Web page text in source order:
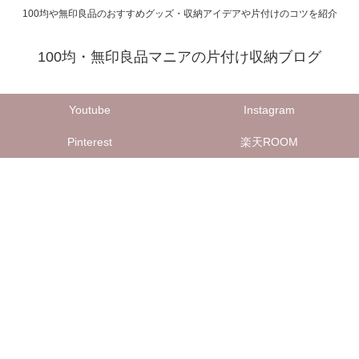
100均や無印良品のおすすめグッズ・収納アイデアや片付けのコツを紹介
100均・無印良品マニアの片付け収納ブログ
Youtube Instagram
Pinterest 楽天ROOM